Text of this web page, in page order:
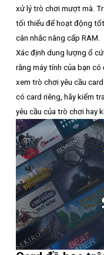
xử lý trò chơi mượt mà.
tối thiểu để hoạt động
cân nhắc nâng cấp RAM.
Xác định dung lượng ổ
rằng máy tính của bạn
xem trò chơi yêu cầu
có card riêng, hãy kiểm
yêu cầu của trò chơi hay